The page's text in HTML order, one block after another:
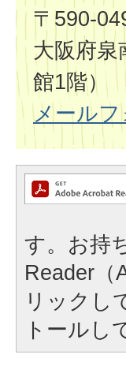
〒590-
大阪府泉
館1階）
メール
す。お持
Reader（
リックし
トールし